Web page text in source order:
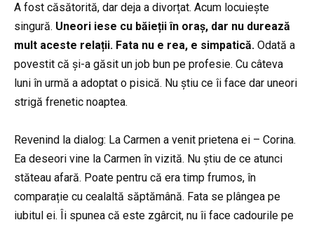
A fost căsătorită, dar deja a divorțat. Acum locuiește
singură. Uneori iese cu băieții în oraș, dar nu durează
mult aceste relații. Fata nu e rea, e simpatică. Odată a
povestit că și-a găsit un job bun pe profesie. Cu câteva
luni în urmă a adoptat o pisică. Nu știu ce îi face dar uneori
strigă frenetic noaptea.
Revenind la dialog: La Carmen a venit prietena ei – Corina.
Ea deseori vine la Carmen în vizită. Nu știu de ce atunci
stăteau afară. Poate pentru că era timp frumos, în
comparație cu cealaltă săptămână. Fata se plângea pe
iubitul ei. Îi spunea că este zgârcit, nu îi face cadourile pe